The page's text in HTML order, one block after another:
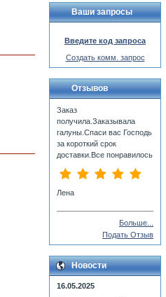
Ваши запросы
Введите код запроса
Создать комм. запрос
Отзывов
Заказ
получила.Заказывала
галуны.Спаси вас Господь
за короткий срок
доставки.Все понравилось
Лена
Больше...
Подать Отзыв
Новости
16.05.2025